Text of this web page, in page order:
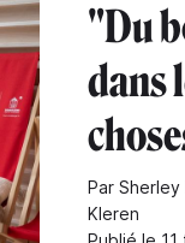
"Du
dans
Par
Kleren